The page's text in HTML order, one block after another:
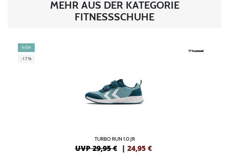
MEHR AUS DER KATEGORIE
FITNESSSCHUHE
NEW
-17%
TURBO RUN 1.0 JR
UVP 29,95 € | 24,95 €